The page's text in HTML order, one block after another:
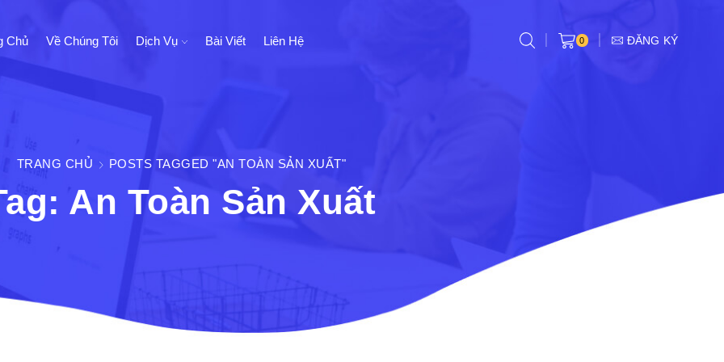
Chủ Về Chúng Tôi Dịch Vụ Bài Viết Liên Hệ 0 ĐĂNG KÝ
TRANG CHỦ POSTS TAGGED "AN TOÀN SẢN XUẤT"
An Toàn Sản Xuất